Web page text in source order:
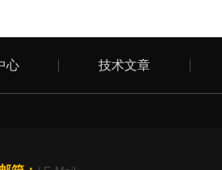
心 技术文章